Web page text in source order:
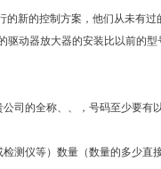
的新的控制方案，他们从未有过
驱动器放大器的安装比以前的型
司的全称、、，号码至少要有
测仪等）数量（数量的多少直